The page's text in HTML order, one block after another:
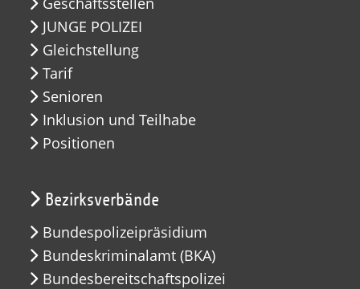
JUNGE POLIZEI
Gleichstellung
Tarif
Senioren
Inklusion und Teilhabe
Positionen
Bezirksverbände
Bundespolizeipräsidium
Bundeskriminalamt (BKA)
Bundesbereitschaftspolizei